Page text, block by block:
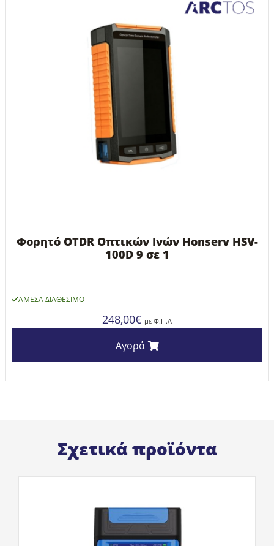
Φορητό OTDR Οπτικών Ινών Honserv HSV-
100D 9 σε 1
ΆΜΕΣΑ ΔΙΑΘΈΣΙΜΟ
248,00€ με Φ.Π.Α
Αγορά
Σχετικά προϊόντα